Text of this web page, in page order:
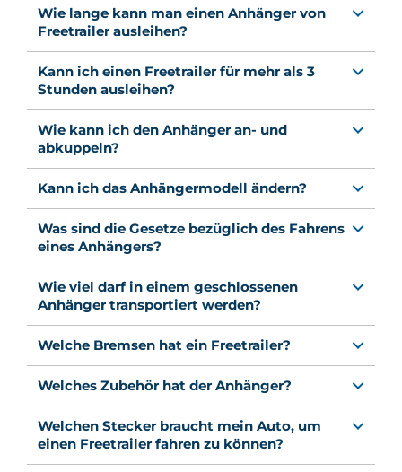
Wie lange kann man einen Anhänger von
Freetrailer ausleihen?
Kann ich einen Freetrailer für mehr als 3
Stunden ausleihen?
Wie kann ich den Anhänger an- und
abkuppeln?
Kann ich das Anhängermodell ändern?
Was sind die Gesetze bezüglich des Fahrens
eines Anhängers?
Wie viel darf in einem geschlossenen
Anhänger transportiert werden?
Welche Bremsen hat ein Freetrailer?
Welches Zubehör hat der Anhänger?
Welchen Stecker braucht mein Auto, um
einen Freetrailer fahren zu können?